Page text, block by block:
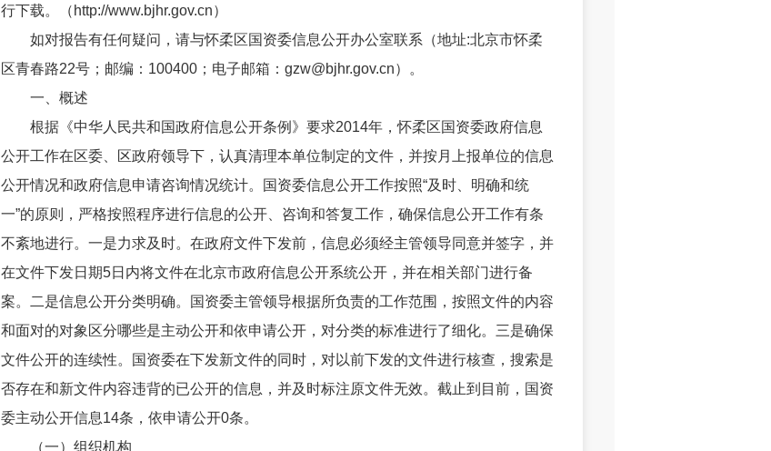
行下载。（http://www.bjhr.gov.cn）
如对报告有任何疑问，请与怀柔区国资委信息公开办公室联系（地址:北京市怀柔
区青春路22号；邮编：100400；电子邮箱：gzw@bjhr.gov.cn）。
一、概述
根据《中华人民共和国政府信息公开条例》要求2014年，怀柔区国资委政府信息
公开工作在区委、区政府领导下，认真清理本单位制定的文件，并按月上报单位的信息
公开情况和政府信息申请咨询情况统计。国资委信息公开工作按照“及时、明确和统
一”的原则，严格按照程序进行信息的公开、咨询和答复工作，确保信息公开工作有条
不紊地进行。一是力求及时。在政府文件下发前，信息必须经主管领导同意并签字，并
在文件下发日期5日内将文件在北京市政府信息公开系统公开，并在相关部门进行备
案。二是信息公开分类明确。国资委主管领导根据所负责的工作范围，按照文件的内容
和面对的对象区分哪些是主动公开和依申请公开，对分类的标准进行了细化。三是确保
文件公开的连续性。国资委在下发新文件的同时，对以前下发的文件进行核查，搜索是
否存在和新文件内容违背的已公开的信息，并及时标注原文件无效。截止到目前，国资
委主动公开信息14条，依申请公开0条。
（一）组织机构